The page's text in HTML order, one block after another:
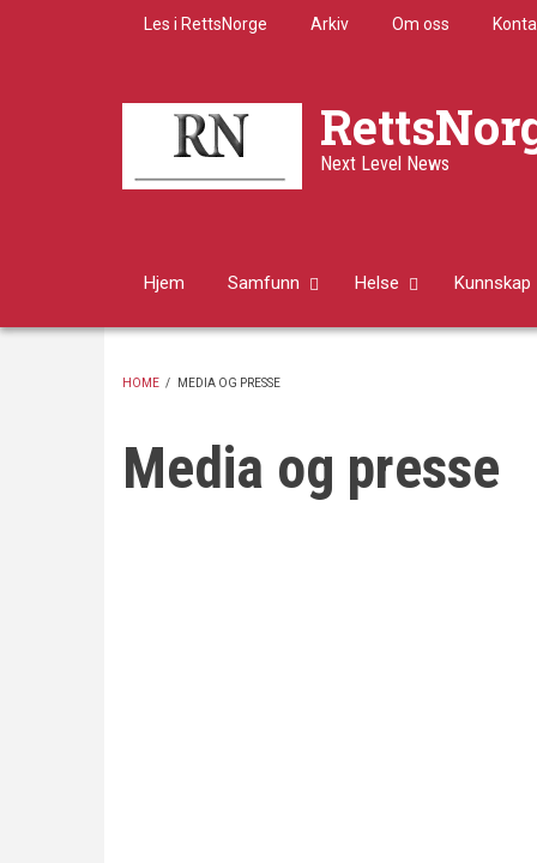
Les i RettsNorge Arkiv Om oss
Next Level News
Hjem Samfunn Helse Kunnskap
HOME / MEDIA OG PRESSE
Media og presse